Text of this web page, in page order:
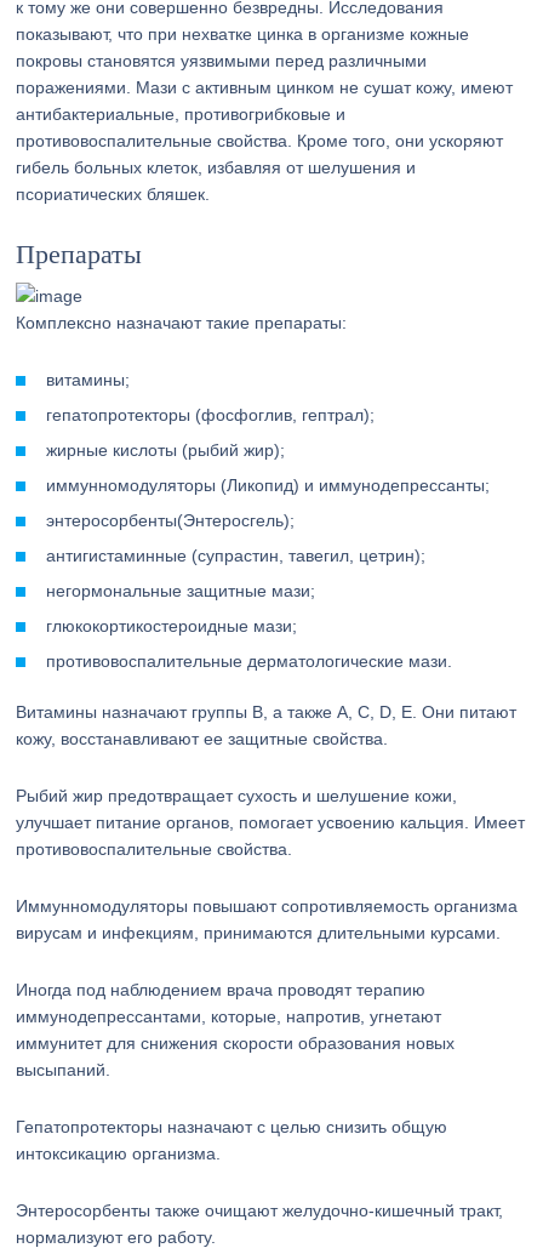
к тому же они совершенно безвредны. Исследования
показывают, что при нехватке цинка в организме кожные
покровы становятся уязвимыми перед различными
поражениями. Мази с активным цинком не сушат кожу, имеют
антибактериальные, противогрибковые и
противовоспалительные свойства. Кроме того, они ускоряют
гибель больных клеток, избавляя от шелушения и
псориатических бляшек.
Препараты
Комплексно назначают такие препараты:
витамины;
гепатопротекторы (фосфоглив, гептрал);
жирные кислоты (рыбий жир);
иммунномодуляторы (Ликопид) и иммунодепрессанты;
энтеросорбенты(Энтеросгель);
антигистаминные (супрастин, тавегил, цетрин);
негормональные защитные мази;
глюкокортикостероидные мази;
противовоспалительные дерматологические мази.
Витамины назначают группы B, а также A, C, D, E. Они питают
кожу, восстанавливают ее защитные свойства.
Рыбий жир предотвращает сухость и шелушение кожи,
улучшает питание органов, помогает усвоению кальция. Имеет
противовоспалительные свойства.
Иммунномодуляторы повышают сопротивляемость организма
вирусам и инфекциям, принимаются длительными курсами.
Иногда под наблюдением врача проводят терапию
иммунодепрессантами, которые, напротив, угнетают
иммунитет для снижения скорости образования новых
высыпаний.
Гепатопротекторы назначают с целью снизить общую
интоксикацию организма.
Энтеросорбенты также очищают желудочно-кишечный тракт,
нормализуют его работу.